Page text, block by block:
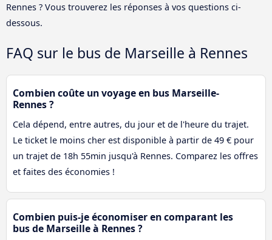
Rennes ? Vous trouverez les réponses à vos questions ci-
dessous.
FAQ sur le bus de Marseille à Rennes
Combien coûte un voyage en bus Marseille-
Rennes ?
Cela dépend, entre autres, du jour et de l'heure du trajet.
Le ticket le moins cher est disponible à partir de 49 € pour
un trajet de 18h 55min jusqu'à Rennes. Comparez les offres
et faites des économies !
Combien puis-je économiser en comparant les
bus de Marseille à Rennes ?